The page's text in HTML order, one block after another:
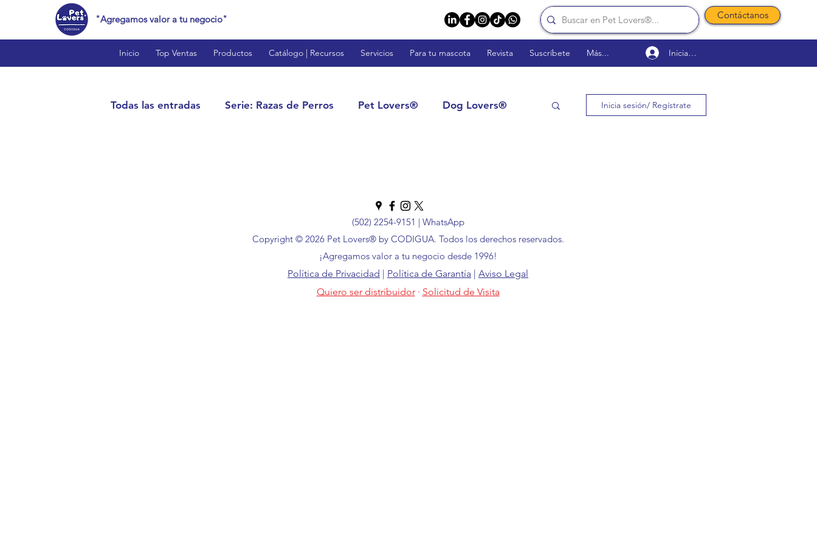
"Agregamos valor a tu negocio" Contáctanos
Inicio Top Ventas Productos Catálogo | Recursos Servicios Para tu mascota Revista Suscríbete Más... Iniciar sesión
Todas las entradas Serie: Razas de Perros Pet Lovers® Dog Lovers®
Productos: Calidad y Confianza Impulsa tu Negocio
Veterinarios y Profesionales
Inicia sesión/ Regístrate
(502) 2254-9151 | WhatsApp
Copyright © 2026 Pet Lovers® by CODIGUA. Todos los derechos reservados.
¡Agregamos valor a tu negocio desde 1996!
Política de Privacidad | Política de Garantía | Aviso Legal
Quiero ser distribuidor· Solicitud de Visita